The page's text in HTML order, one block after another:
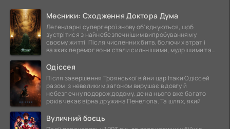
Месники: Сходження Доктора Дума
Легендарні супергерої знову об'єднуються, щоб
зустрітися з найнебезпечнішим випробуванням у
своєму житті. Після численних битв, болючих втрат і
важких перемог вони стали сильнішими, мудрішими та
Одіссея
Після завершення Троянської війни цар Ітаки Одіссей
разом із невеликим загоном вирушає в довгу й
небезпечну подорож додому, де на нього вже багато
років чекає вірна дружина Пенелопа. Та шлях, який
Вуличний боєць